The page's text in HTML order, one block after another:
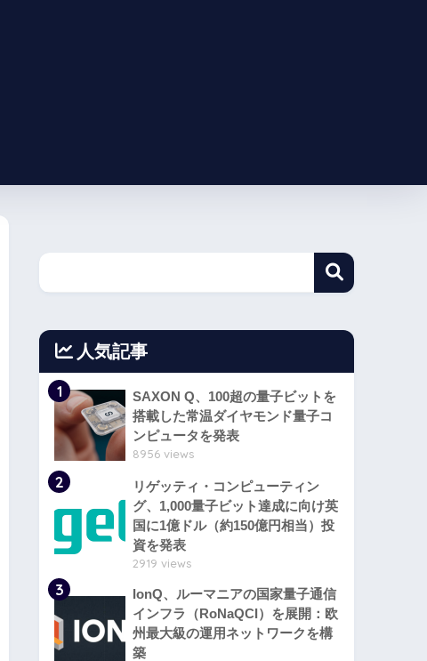
人気記事
1
SAXON Q、100超の量子ビットを
搭載した常温ダイヤモンド量子コ
ンピュータを発表
8956 views
2
リゲッティ・コンピューティン
グ、1,000量子ビット達成に向け英
国に1億ドル（約150億円相当）投
資を発表
2919 views
3
IonQ、ルーマニアの国家量子通信
インフラ（RoNaQCI）を展開：欧
州最大級の運用ネットワークを構
築